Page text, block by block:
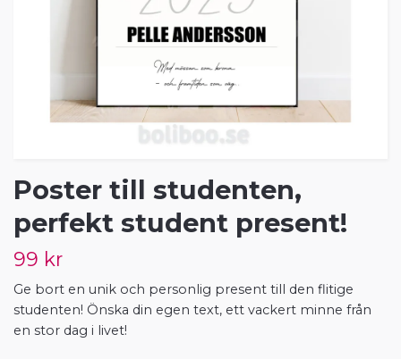
Poster till studenten,
perfekt student present!
99 kr
Ge bort en unik och personlig present till den flitige
studenten! Önska din egen text, ett vackert minne från
en stor dag i livet!